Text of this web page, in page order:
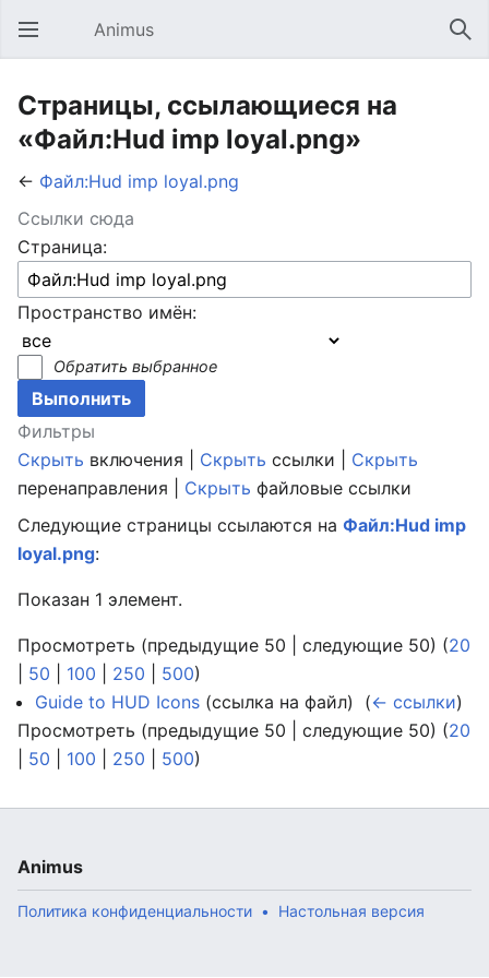
Открыть главное меню Animus
Страницы, ссылающиеся на
«Файл:Hud imp loyal.png»
← Файл:Hud imp loyal.png
Ссылки сюда
Страница:
Пространство имён:
Обратить выбранное
Фильтры
Скрыть включения | Скрыть ссылки | Скрыть
перенаправления | Скрыть файловые ссылки
Следующие страницы ссылаются на Файл:Hud imp
loyal.png:
Показан 1 элемент.
Просмотреть (предыдущие 50 | следующие 50) (20
50 100 250 500)
Guide to HUD Icons (ссылка на файл) ‎ (← ссылки)
Просмотреть (предыдущие 50 | следующие 50) (20
50 100 250 500)
Animus
Политика конфиденциальности Настольная версия